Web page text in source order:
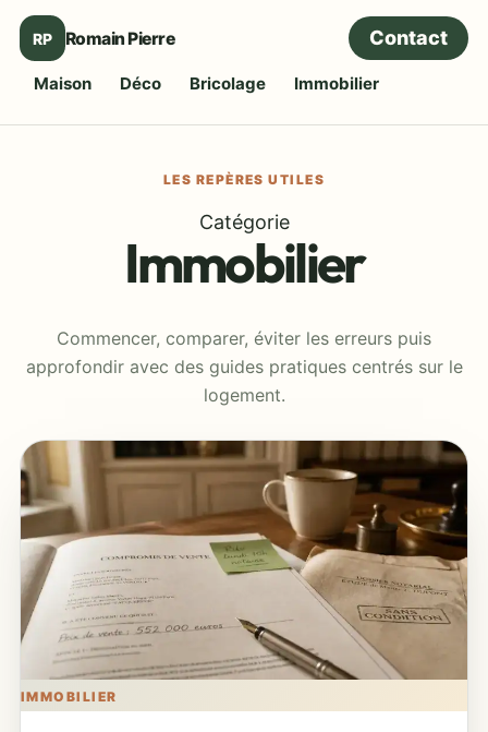
RP Romain Pierre
Maison Déco Bricolage Immobilier
Contact
Catégorie
Immobilier
IMMOBILIER